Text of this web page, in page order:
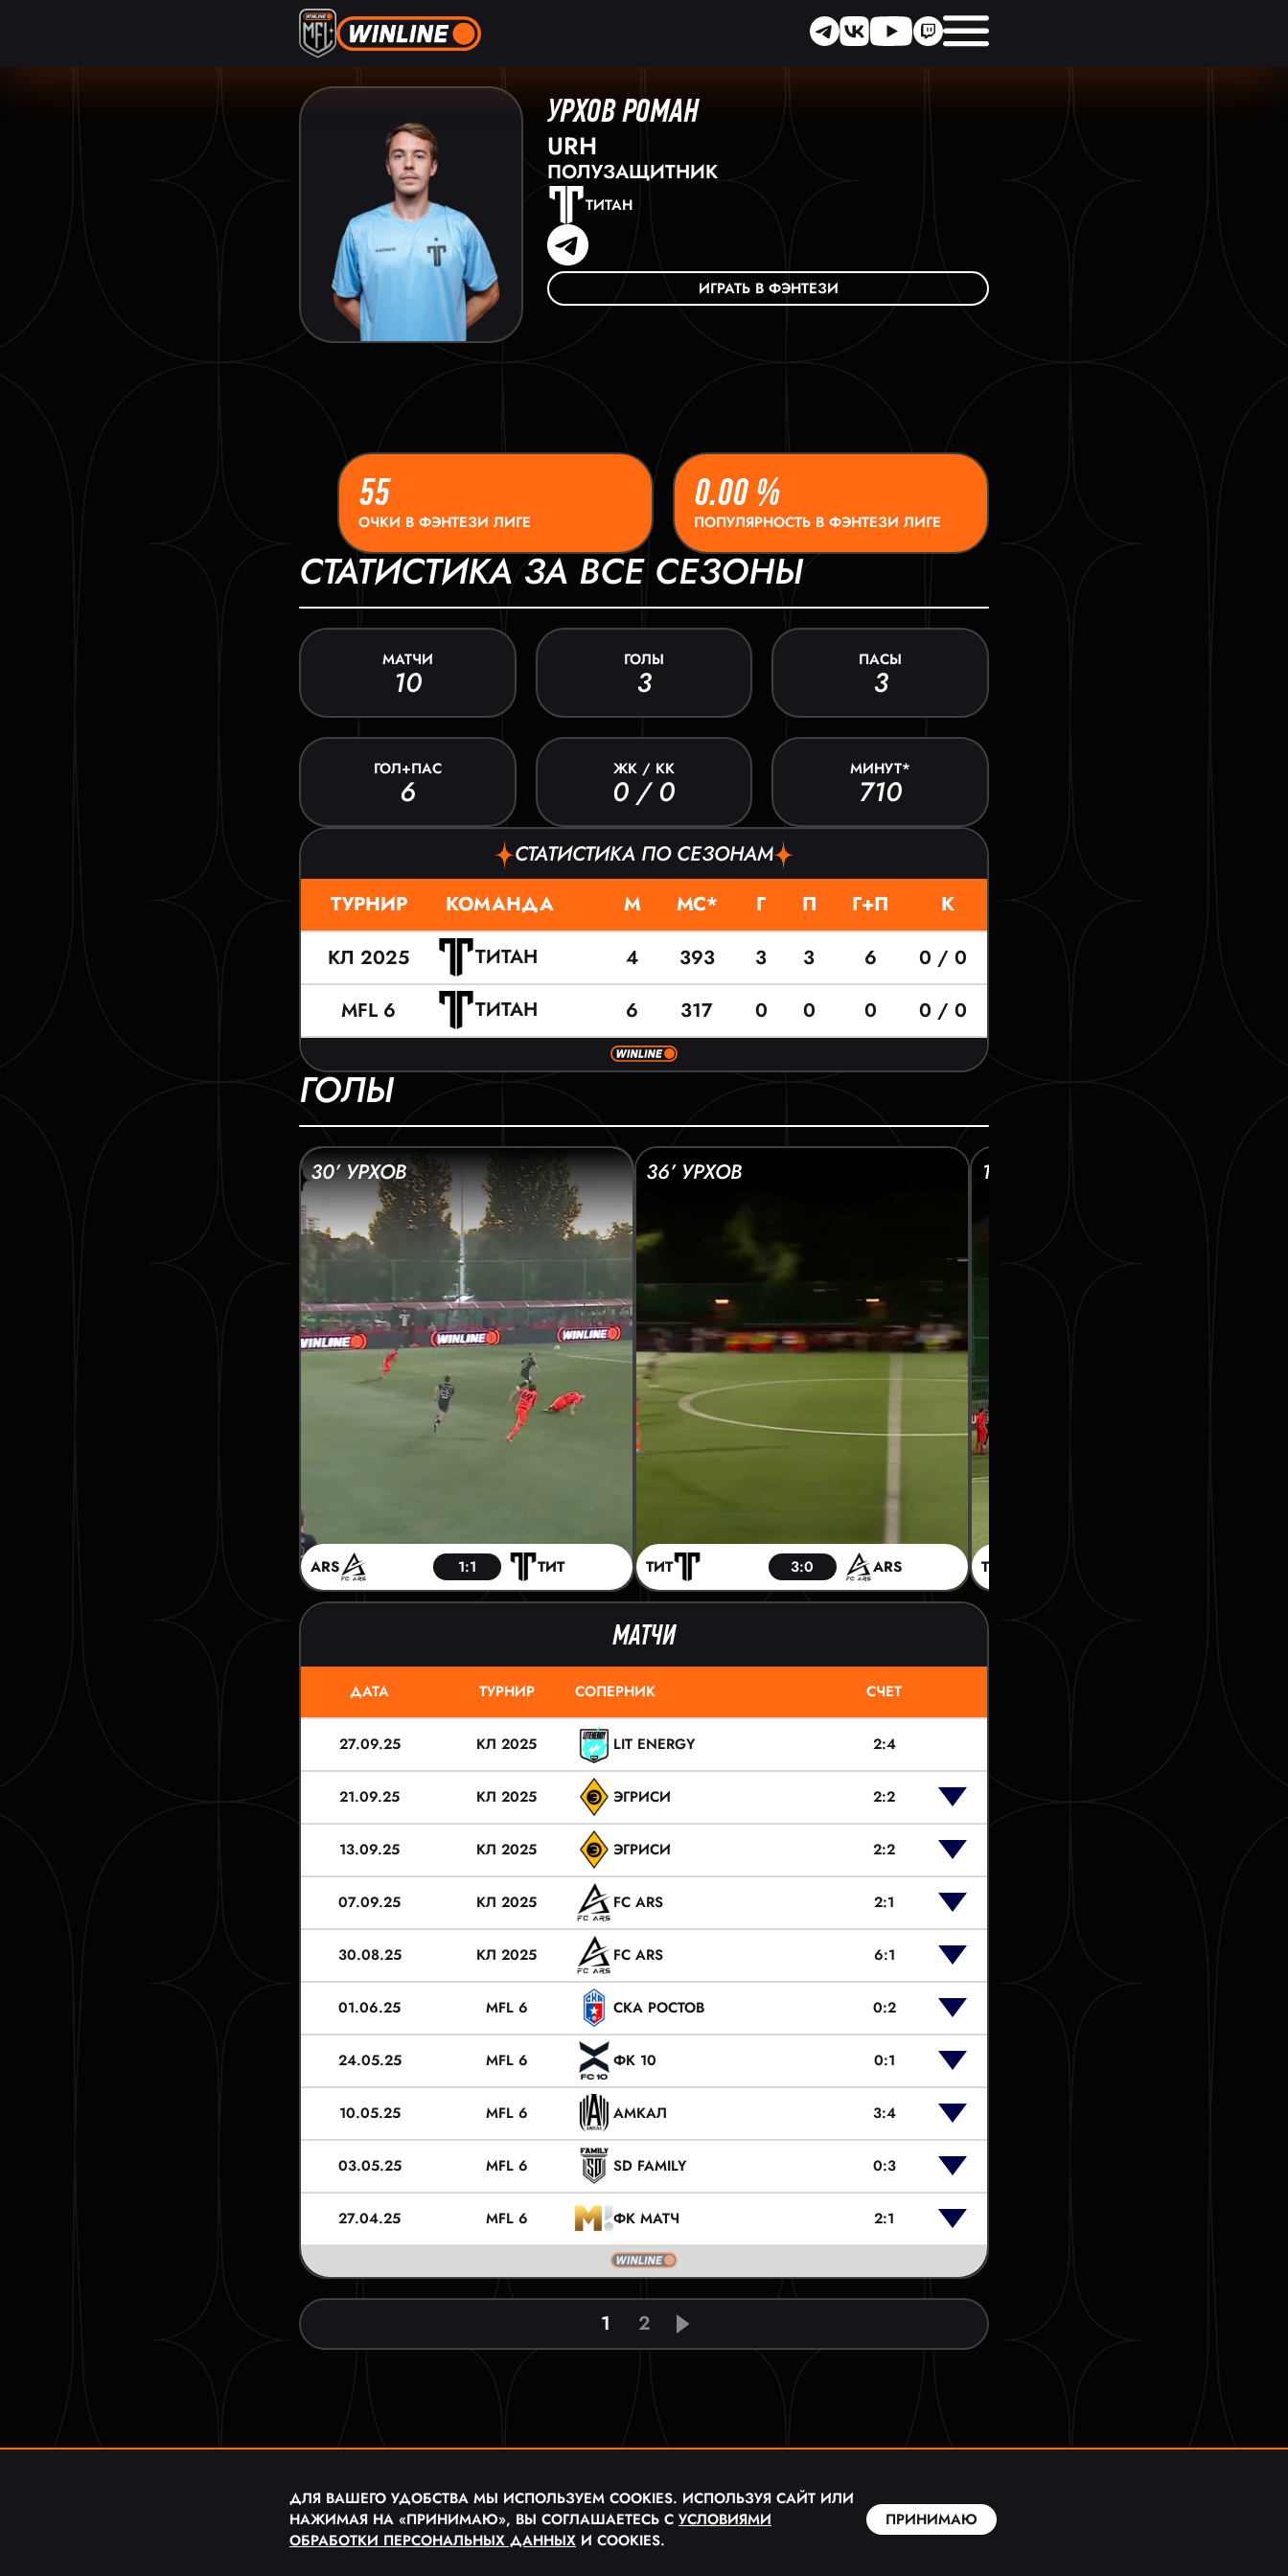
УРХОВ РОМАН
URH
ПОЛУЗАЩИТНИК
ТИТАН
ИГРАТЬ В ФЭНТЕЗИ
55
ОЧКИ В ФЭНТЕЗИ ЛИГЕ
0.00 %
ПОПУЛЯРНОСТЬ В ФЭНТЕЗИ ЛИГЕ
СТАТИСТИКА ЗА ВСЕ СЕЗОНЫ
МАТЧИ
10
ГОЛЫ
3
ПАСЫ
3
ГОЛ+ПАС
6
ЖК / КК
0 / 0
МИНУТ*
710
СТАТИСТИКА ПО СЕЗОНАМ
ТУРНИР КОМАНДА М МС* Г П Г+П
К
КЛ 2025
ТИТАН 4 393 3 3 6
0 / 0
MFL 6
ТИТАН 6 317 0 0 0 0 / 0
ГОЛЫ
30’ УРХОВ
ARS 1:1 ТИТ
36’ УРХОВ
ТИТ 3:0 ARS
16’ УРХОВ
ТИТ
МАТЧИ
ДАТА ТУРНИР СОПЕРНИК СЧЕТ
27.09.25 КЛ 2025 LIT ENERGY 2:4
21.09.25 КЛ 2025 ЭГРИСИ 2:2
13.09.25 КЛ 2025 ЭГРИСИ 2:2
07.09.25 КЛ 2025 FC ARS 2:1
30.08.25 КЛ 2025 FC ARS 6:1
01.06.25 MFL 6 СКА РОСТОВ 0:2
24.05.25 MFL 6 ФК 10 0:1
10.05.25 MFL 6 АМКАЛ 3:4
03.05.25 MFL 6 SD FAMILY 0:3
27.04.25 MFL 6 ФК МАТЧ 2:1
1 2
ДЛЯ ВАШЕГО УДОБСТВА МЫ ИСПОЛЬЗУЕМ COOKIES. ИСПОЛЬЗУЯ САЙТ ИЛИ
НАЖИМАЯ НА «ПРИНИМАЮ», ВЫ СОГЛАШАЕТЕСЬ С УСЛОВИЯМИ
ОБРАБОТКИ ПЕРСОНАЛЬНЫХ ДАННЫХ И COOKIES.
ПРИНИМАЮ